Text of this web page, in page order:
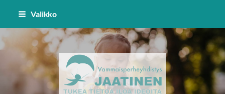
Siirry
Valikko
Vammaisperheyhdistys